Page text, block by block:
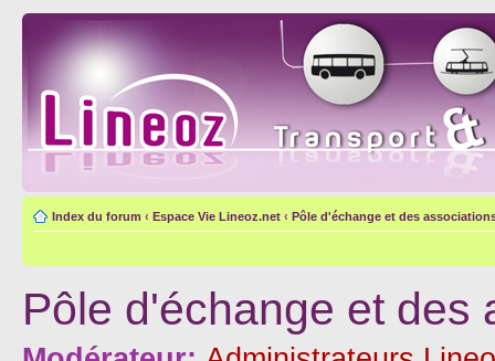
Index du forum ‹ Espace Vie Lineoz.net ‹ Pôle d'échange et des
Pôle d'échange et des